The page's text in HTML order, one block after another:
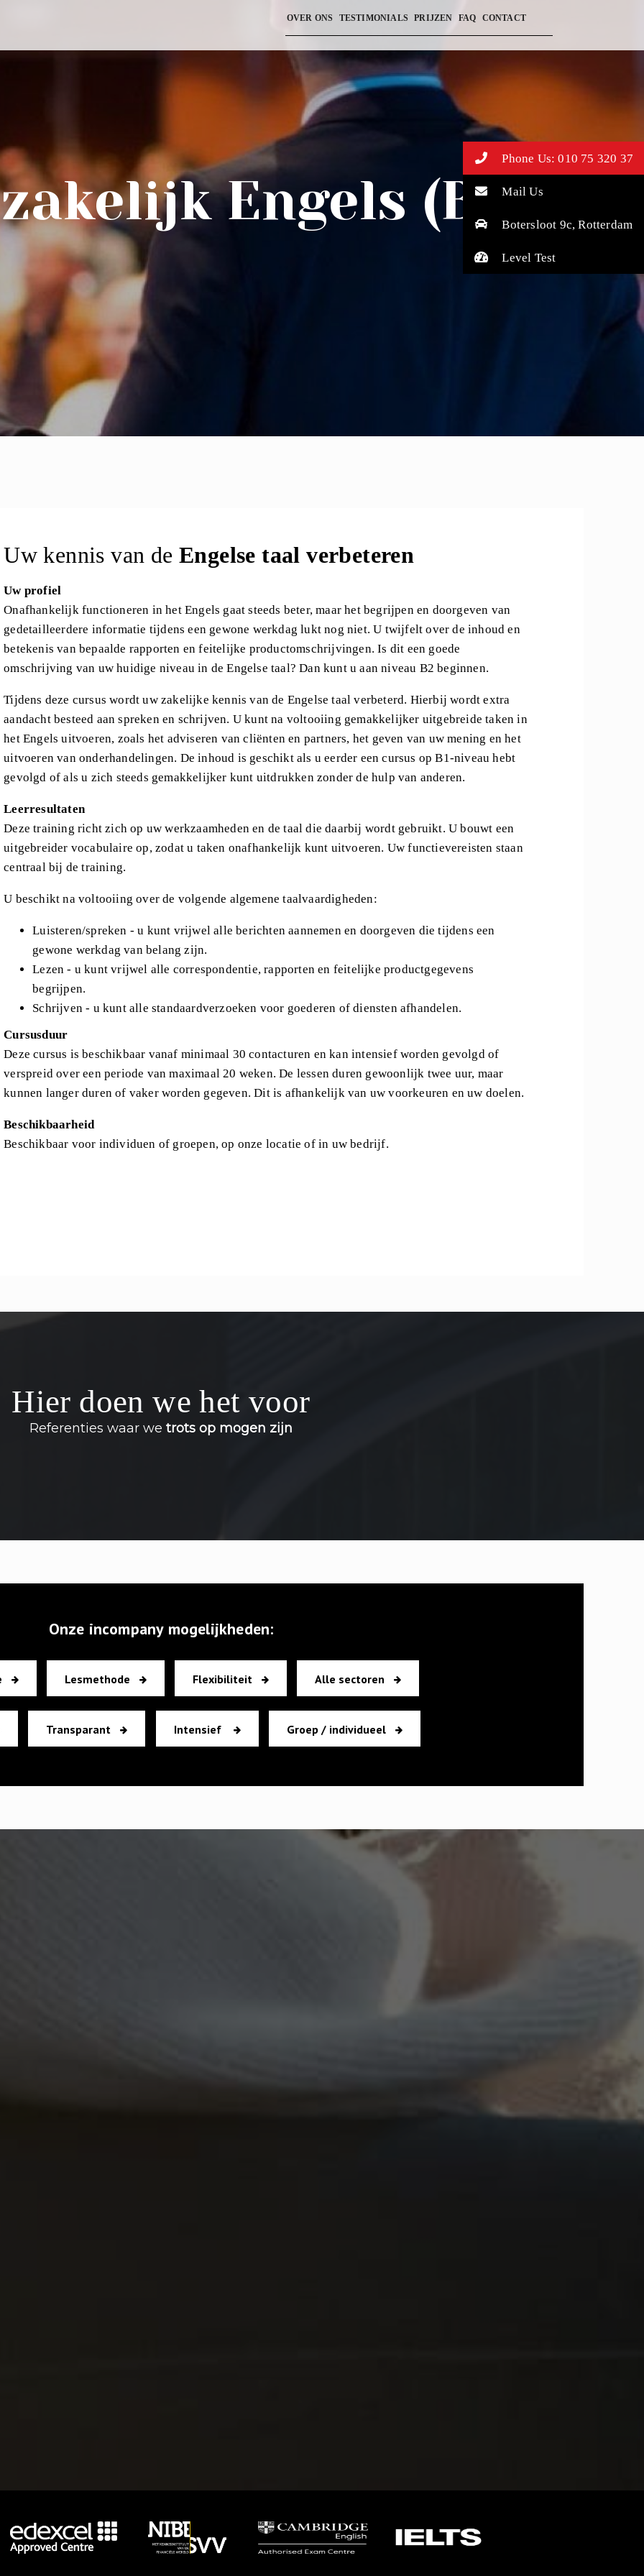
OVER ONS TESTIMONIALS PRIJZEN FAQ CONTACT
Engels (B2)
Uw kennis van deEngelse taal verbeteren
Uw profiel
Onafhankelijk functioneren in het Engels gaat steeds beter, maar het begrijpen en doorgeven van
gedetailleerdere informatie tijdens een gewone werkdag lukt nog niet. U twijfelt over de inhoud en
betekenis van bepaalde rapporten en feitelijke productomschrijvingen. Is dit een goede
omschrijving van uw huidige niveau in de Engelse taal? Dan kunt u aan niveau B2 beginnen.
Tijdens deze cursus wordt uw zakelijke kennis van de Engelse taal verbeterd. Hierbij wordt extra
aandacht besteed aan spreken en schrijven. U kunt na voltooiing gemakkelijker uitgebreide taken in
het Engels uitvoeren, zoals het adviseren van cliënten en partners, het geven van uw mening en het
uitvoeren van onderhandelingen. De inhoud is geschikt als u eerder een cursus op B1-niveau hebt
gevolgd of als u zich steeds gemakkelijker kunt uitdrukken zonder de hulp van anderen.
Leerresultaten
Deze training richt zich op uw werkzaamheden en de taal die daarbij wordt gebruikt. U bouwt een
uitgebreider vocabulaire op, zodat u taken onafhankelijk kunt uitvoeren. Uw functievereisten staan
centraal bij de training.
U beschikt na voltooiing over de volgende algemene taalvaardigheden:
Luisteren/spreken - u kunt vrijwel alle berichten aannemen en doorgeven die tijdens een
gewone werkdag van belang zijn.
Lezen - u kunt vrijwel alle correspondentie, rapporten en feitelijke productgegevens
begrijpen.
Schrijven - u kunt alle standaardverzoeken voor goederen of diensten afhandelen.
Cursusduur
Deze cursus is beschikbaar vanaf minimaal 30 contacturen en kan intensief worden gevolgd of
verspreid over een periode van maximaal 20 weken. De lessen duren gewoonlijk twee uur, maar
kunnen langer duren of vaker worden gegeven. Dit is afhankelijk van uw voorkeuren en uw doelen.
Beschikbaarheid
Beschikbaar voor individuen of groepen, op onze locatie of in uw bedrijf.
Hier doen we het voor
Referenties waar we trots op mogen zijn
zwaktes. Absoluut een aanrader!
Zakelijk Engels
Rabobank Support Officer
Onze incompany mogelijkheden:
Lesmethode Flexibiliteit Alle sectoren
Transparant Intensief Groep / individueel
Phone Us: 010 75 320 37
Mail Us
Botersloot 9c, Rotterdam
Level Test